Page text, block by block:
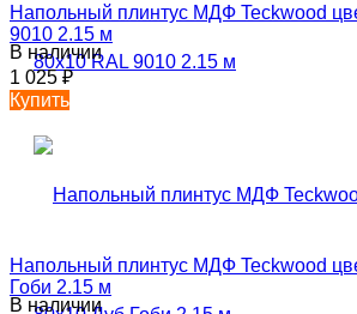
Напольный плинтус МДФ Teckwood
9010 2.15 м
В наличии
1 025₽
Купить
Напольный плинтус МДФ Teckwood
Гоби 2.15 м
В наличии